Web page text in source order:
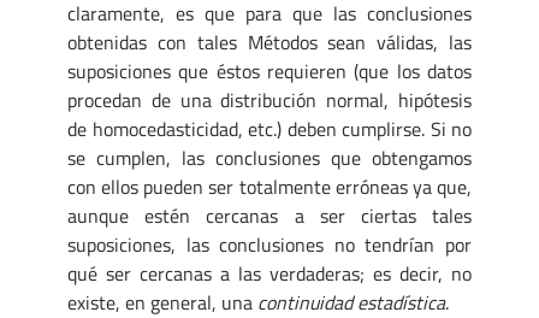
claramente, es que para que las conclusiones
obtenidas con tales Métodos sean válidas, las
suposiciones que éstos requieren (que los datos
procedan de una distribución normal, hipótesis
de homocedasticidad, etc.) deben cumplirse. Si no
se cumplen, las conclusiones que obtengamos
con ellos pueden ser totalmente erróneas ya que,
aunque estén cercanas a ser ciertas tales
suposiciones, las conclusiones no tendrían por
qué ser cercanas a las verdaderas; es decir, no
existe, en general, una continuidad estadística.